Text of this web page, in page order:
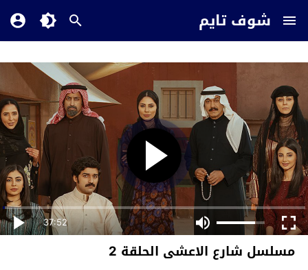
شوف تايم
37:52
مسلسل شارع الاعشى الحلقة 2